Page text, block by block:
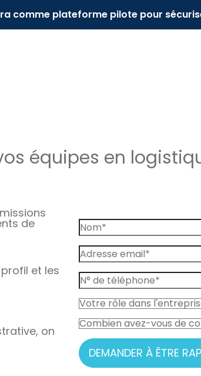
comme plateforme pilote pour
équipes en
de
et les
on
DEMANDER À ÊTRE